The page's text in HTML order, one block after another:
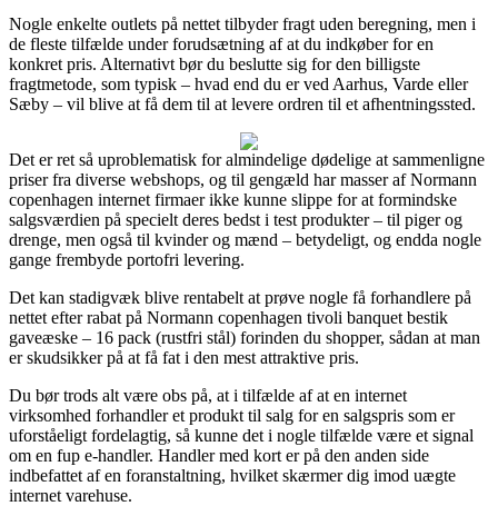
Nogle enkelte outlets på nettet tilbyder fragt uden beregning, men i
de fleste tilfælde under forudsætning af at du indkøber for en
konkret pris. Alternativt bør du beslutte sig for den billigste
fragtmetode, som typisk – hvad end du er ved Aarhus, Varde eller
Sæby – vil blive at få dem til at levere ordren til et afhentningssted.
Det er ret så uproblematisk for almindelige dødelige at sammenligne
priser fra diverse webshops, og til gengæld har masser af Normann
copenhagen internet firmaer ikke kunne slippe for at formindske
salgsværdien på specielt deres bedst i test produkter – til piger og
drenge, men også til kvinder og mænd – betydeligt, og endda nogle
gange frembyde portofri levering.
Det kan stadigvæk blive rentabelt at prøve nogle få forhandlere på
nettet efter rabat på Normann copenhagen tivoli banquet bestik
gaveæske – 16 pack (rustfri stål) forinden du shopper, sådan at man
er skudsikker på at få fat i den mest attraktive pris.
Du bør trods alt være obs på, at i tilfælde af at en internet
virksomhed forhandler et produkt til salg for en salgspris som er
uforståeligt fordelagtig, så kunne det i nogle tilfælde være et signal
om en fup e-handler. Handler med kort er på den anden side
indbefattet af en foranstaltning, hvilket skærmer dig imod uægte
internet varehuse.